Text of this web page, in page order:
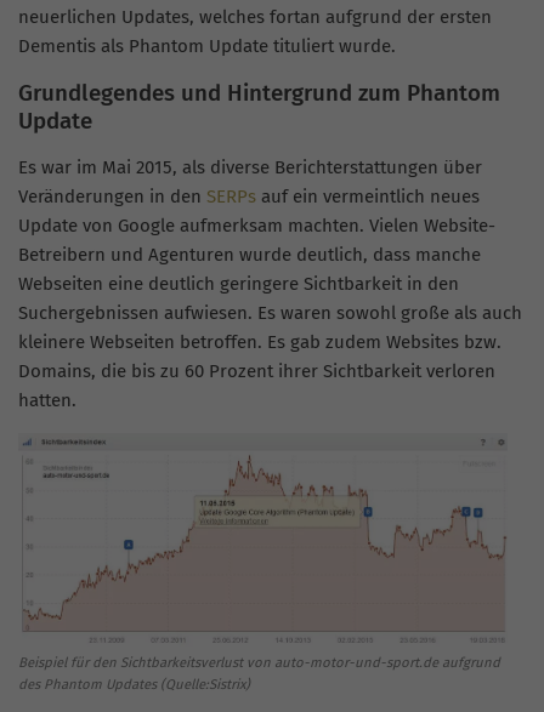
neuerlichen Updates, welches fortan aufgrund der ersten
Dementis als Phantom Update tituliert wurde.
Grundlegendes und Hintergrund zum Phantom
Update
Es war im Mai 2015, als diverse Berichterstattungen über
Veränderungen in den SERPs auf ein vermeintlich neues
Update von Google aufmerksam machten. Vielen Website-
Betreibern und Agenturen wurde deutlich, dass manche
Webseiten eine deutlich geringere Sichtbarkeit in den
Suchergebnissen aufwiesen. Es waren sowohl große als auch
kleinere Webseiten betroffen. Es gab zudem Websites bzw.
Domains, die bis zu 60 Prozent ihrer Sichtbarkeit verloren
hatten.
Beispiel für den Sichtbarkeitsverlust von auto-motor-und-sport.de aufgrund
des Phantom Updates (Quelle:Sistrix)